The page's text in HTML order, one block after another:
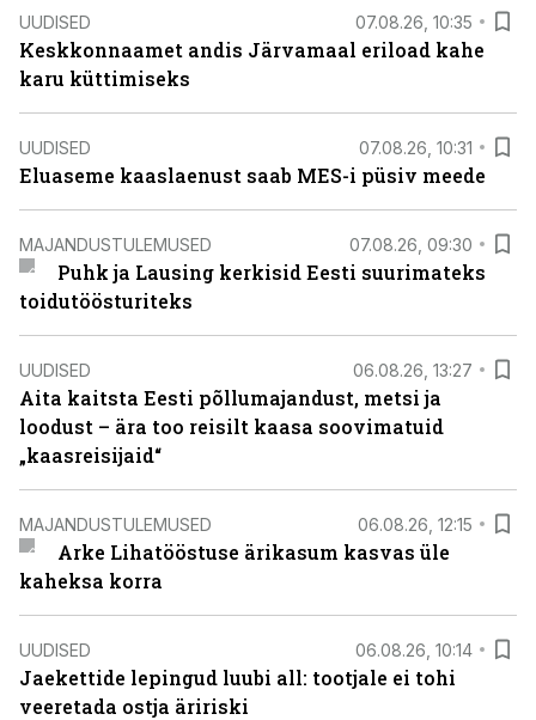
UUDISED 07.08.26, 10:35
Keskkonnaamet andis Järvamaal eriload kahe
karu küttimiseks
UUDISED 07.08.26, 10:31
Eluaseme kaaslaenust saab MES-i püsiv meede
MAJANDUSTULEMUSED 07.08.26, 09:30
Puhk ja Lausing kerkisid Eesti suurimateks
toidutöösturiteks
UUDISED 06.08.26, 13:27
Aita kaitsta Eesti põllumajandust, metsi ja
loodust – ära too reisilt kaasa soovimatuid
„kaasreisijaid“
MAJANDUSTULEMUSED 06.08.26, 12:15
Arke Lihatööstuse ärikasum kasvas üle
kaheksa korra
UUDISED 06.08.26, 10:14
Jaekettide lepingud luubi all: tootjale ei tohi
veeretada ostja äririski